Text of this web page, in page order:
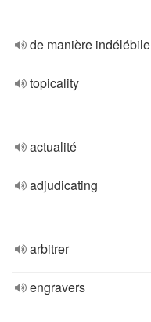
de manière indélébile
topicality
actualité
adjudicating
arbitrer
engravers